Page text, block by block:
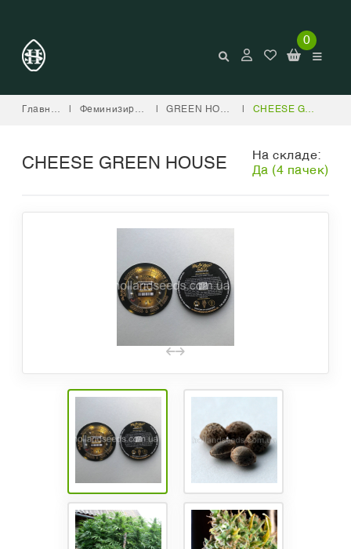
0
Главная | Феминизированные | GREEN HOUSE SEED COMPANY | CHEESE GREEN HOUSE
CHEESE GREEN HOUSE
На складе:
Да (4 пачек)